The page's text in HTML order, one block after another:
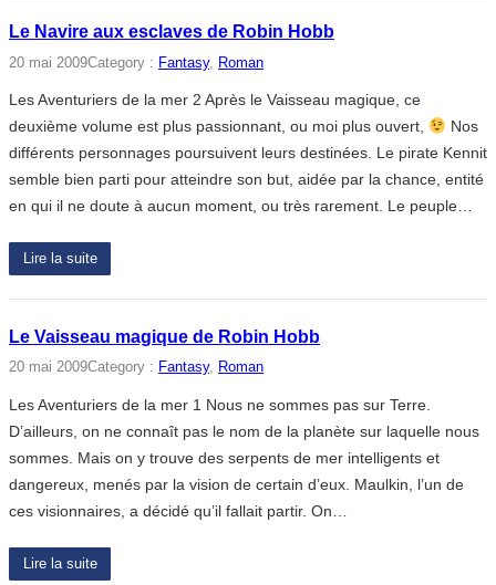
Le Navire aux esclaves de Robin Hobb
20 mai 2009Category : Fantasy, Roman
Les Aventuriers de la mer 2 Après le Vaisseau magique, ce
deuxième volume est plus passionnant, ou moi plus ouvert,
Nos
différents personnages poursuivent leurs destinées. Le pirate Kennit
semble bien parti pour atteindre son but, aidée par la chance, entité
en qui il ne doute à aucun moment, ou très rarement. Le peuple…
Lire la suite
Le Vaisseau magique de Robin Hobb
20 mai 2009Category : Fantasy, Roman
Les Aventuriers de la mer 1 Nous ne sommes pas sur Terre.
D’ailleurs, on ne connaît pas le nom de la planète sur laquelle nous
sommes. Mais on y trouve des serpents de mer intelligents et
dangereux, menés par la vision de certain d’eux. Maulkin, l’un de
ces visionnaires, a décidé qu’il fallait partir. On…
Lire la suite